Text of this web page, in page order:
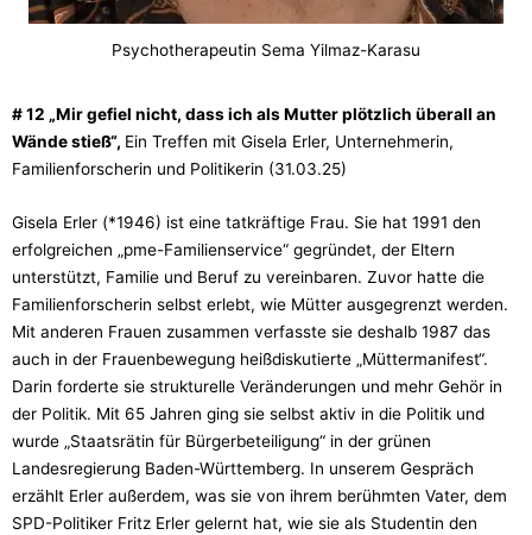
Psychotherapeutin Sema Yilmaz-Karasu
# 12 „Mir gefiel nicht, dass ich als Mutter plötzlich überall an
Wände stieß“, Ein Treffen mit Gisela Erler, Unternehmerin,
Familienforscherin und Politikerin (31.03.25)
Gisela Erler (*1946) ist eine tatkräftige Frau. Sie hat 1991 den
erfolgreichen „pme-Familienservice“ gegründet, der Eltern
unterstützt, Familie und Beruf zu vereinbaren. Zuvor hatte die
Familienforscherin selbst erlebt, wie Mütter ausgegrenzt werden.
Mit anderen Frauen zusammen verfasste sie deshalb 1987 das
auch in der Frauenbewegung heißdiskutierte „Müttermanifest“.
Darin forderte sie strukturelle Veränderungen und mehr Gehör in
der Politik. Mit 65 Jahren ging sie selbst aktiv in die Politik und
wurde „Staatsrätin für Bürgerbeteiligung“ in der grünen
Landesregierung Baden-Württemberg. In unserem Gespräch
erzählt Erler außerdem, was sie von ihrem berühmten Vater, dem
SPD-Politiker Fritz Erler gelernt hat, wie sie als Studentin den